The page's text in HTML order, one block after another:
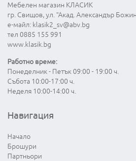
Мебелен магазин КЛАСИК
гр. Свищов, ул. "Акад. Александър
е-майл: klasik2_sv@abv.bg
тел 0885 155 991
www.klasik.bg
Работно време:
Понеделник - Петък 09:00 - 19:00 ч.
Събота 10:00-17:00 ч.
Неделя 10:00-14:00 ч.
Навигация
Начало
Брошури
Партньори